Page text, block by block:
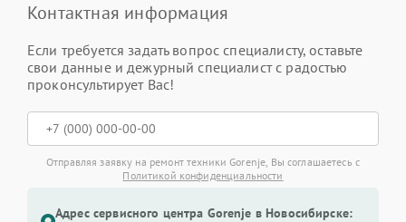
Контактная информация
Если требуется задать вопрос специалисту, оставьте
свои данные и дежурный специалист с радостью
проконсультирует Вас!
Отправляя заявку на ремонт техники Gorenje, Вы соглашаетесь с
Политикой конфиденциальности
Адрес сервисного центра Gorenje в Новосибирске: